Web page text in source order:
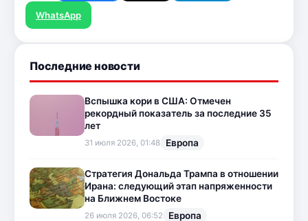
WhatsApp
Последние новости
Вспышка кори в США: Отмечен
рекордный показатель за последние 35
лет
31 июля 2026, 01:48 Европа
Стратегия Дональда Трампа в отношении
Ирана: следующий этап напряженности
на Ближнем Востоке
26 июля 2026, 06:52 Европа